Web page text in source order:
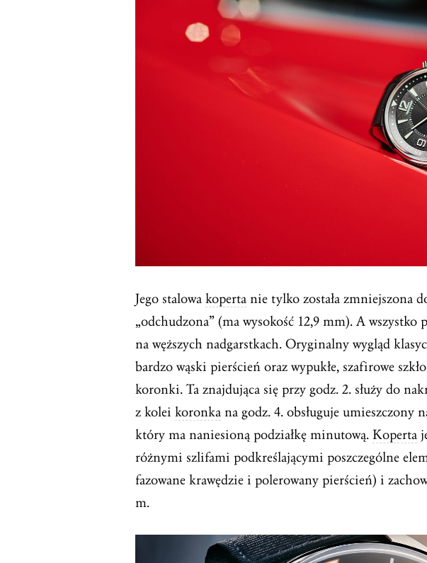
Jego stalowa koperta nie tylko została zmniejszona
„odchudzona” (ma wysokość 12,9 mm). A wszystko
na węższych nadgarstkach. Oryginalny wygląd
bardzo wąski pierścień oraz wypukłe, szafirowe
koronki. Ta znajdująca się przy godz. 2. służy do
z kolei koronka na godz. 4. obsługuje umieszczony
który ma naniesioną podziałkę minutową. Koperta
różnymi szlifami podkreślającymi poszczególne
fazowane krawędzie i polerowany pierścień) i
m.